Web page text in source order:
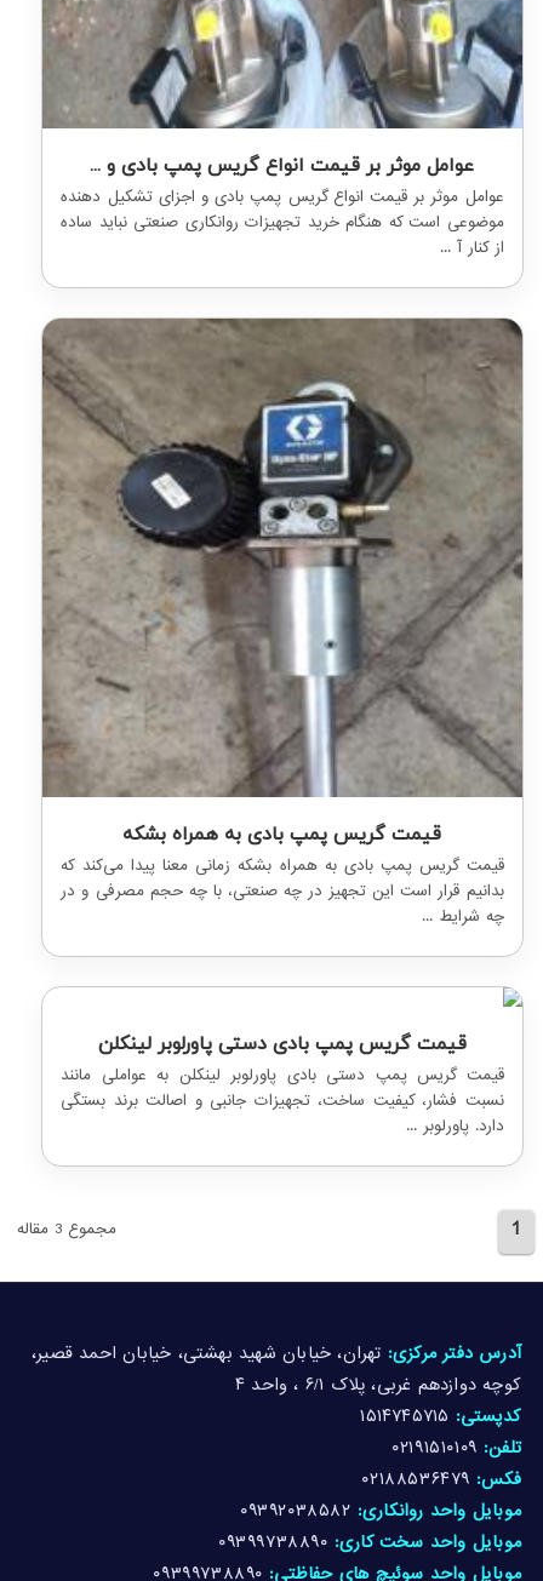
عوامل موثر بر قیمت انواع گریس پمپ بادی و ...
عوامل موثر بر قیمت انواع گریس پمپ بادی و اجزای تشکیل دهنده
موضوعی است که هنگام خرید تجهیزات روانکاری صنعتی نباید ساده
از کنار آ ...
قیمت گریس پمپ بادی به همراه بشکه
قیمت گریس پمپ بادی به همراه بشکه زمانی معنا پیدا می‌کند که
بدانیم قرار است این تجهیز در چه صنعتی، با چه حجم مصرفی و در
چه شرایط ...
قیمت گریس پمپ بادی دستی پاورلوبر لینکلن
قیمت گریس پمپ دستی بادی پاورلوبر لینکلن به عواملی مانند
نسبت فشار، کیفیت ساخت، تجهیزات جانبی و اصالت برند بستگی
دارد. پاورلوبر ...
1 مجموع 3 مقاله
آدرس دفتر مرکزی: تهران، خیابان شهید بهشتی، خیابان احمد قصیر،
کوچه دوازدهم غربی، پلاک ۶/۱ ، واحد ۴
کدپستی: ۱۵۱۴۷۴۵۷۱۵
تلفن: ۰۲۱۹۱۵۱۰۱۰۹
فکس: ۰۲۱۸۸۵۳۶۴۷۹
موبایل واحد روانکاری: ۰۹۳۹۲۰۳۸۵۸۲
موبایل واحد سخت کاری: ۰۹۳۹۹۷۳۸۸۹۰